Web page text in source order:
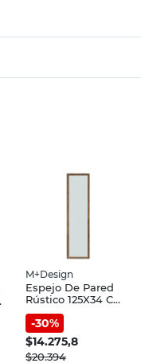
M+Design
Espejo De Pared
Rústico 125X34 Cm
M+Design
-30%
$14.275,8
$20.394